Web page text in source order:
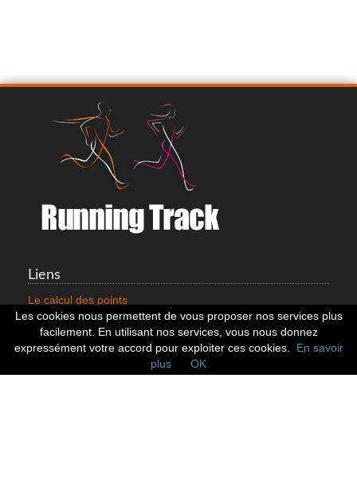
Liens
Le calcul des points
Mentions légales
Nous contacter
Cookies
Statistiques
Les cookies nous permettent de vous proposer nos services plus
facilement. En utilisant nos services, vous nous donnez
expressément votre accord pour exploiter ces cookies.
En savoir
plus
OK